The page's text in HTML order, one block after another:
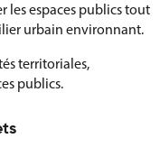
les espaces publics tout
urbain environnant.
territoriales,
publics.